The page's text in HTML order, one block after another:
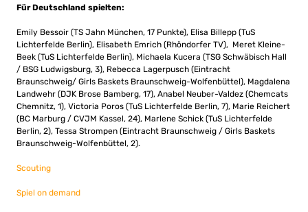
Für Deutschland spielten:
Emily Bessoir (TS Jahn München, 17 Punkte), Elisa Billepp (TuS
Lichterfelde Berlin), Elisabeth Emrich (Rhöndorfer TV), Meret Kleine-
Beek (TuS Lichterfelde Berlin), Michaela Kucera (TSG Schwäbisch Hall
/ BSG Ludwigsburg, 3), Rebecca Lagerpusch (Eintracht
Braunschweig/ Girls Baskets Braunschweig-Wolfenbüttel), Magdalena
Landwehr (DJK Brose Bamberg, 17), Anabel Neuber-Valdez (Chemcats
Chemnitz, 1), Victoria Poros (TuS Lichterfelde Berlin, 7), Marie Reichert
(BC Marburg / CVJM Kassel, 24), Marlene Schick (TuS Lichterfelde
Berlin, 2), Tessa Strompen (Eintracht Braunschweig / Girls Baskets
Braunschweig-Wolfenbüttel, 2).
Scouting
Spiel on demand